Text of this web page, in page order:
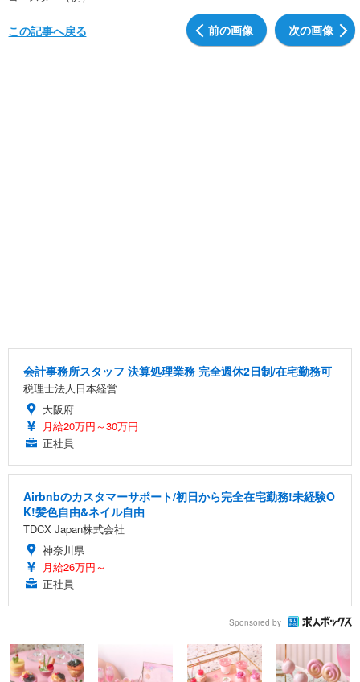
前の画像 次の画像
この記事へ戻る
会計事務所スタッフ 決算処理業務 完全週休2日制/在宅勤務可
税理士法人日本経営
大阪府
月給20万円～30万円
正社員
Airbnbのカスタマーサポート/初日から完全在宅勤務!未経験O
K!髪色自由&ネイル自由
TDCX Japan株式会社
神奈川県
月給26万円～
正社員
Sponsored by